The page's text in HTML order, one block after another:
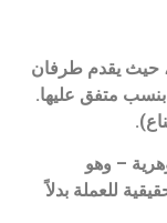
، حيث يقدم طرفان
متفق عليها.
– وهو
للعملة بدلاً